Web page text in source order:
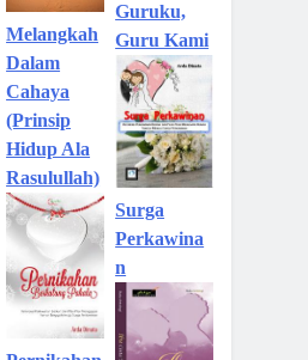
Melangkah
Dalam
Cahaya
(Prinsip
Hidup Ala
Rasulullah)
Guruku,
Guru Kami
Surga
Perkawina
n